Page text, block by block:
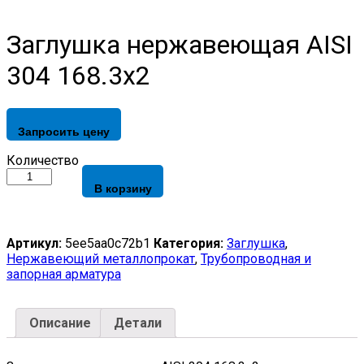
Заглушка нержавеющая AISI
304 168.3х2
Запросить цену
Заглушка
нержавеющая
quantity
Количество
В корзину
Артикул: 5ee5aa0c72b1 Категория: Заглушка,
Нержавеющий металлопрокат, Трубопроводная и
запорная арматура
Описание Детали